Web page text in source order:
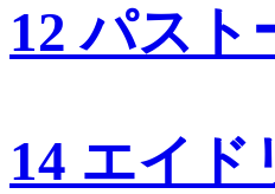
12 パス
14 エイ